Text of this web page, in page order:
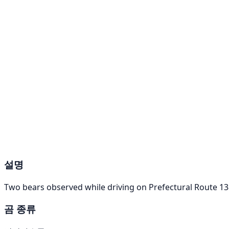
설명
Two bears observed while driving on Prefectural Route
곰 종류